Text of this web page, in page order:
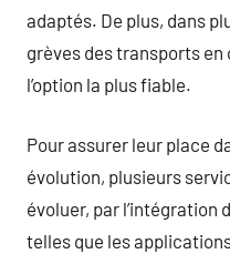
adaptés. De plus, dans
grèves des transports
l’option la plus fiable.
Pour assurer leur place
évolution, plusieurs
évoluer, par l’intégration
telles que les